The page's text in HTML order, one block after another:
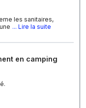
les sanitaires,
... Lire la suite
en camping